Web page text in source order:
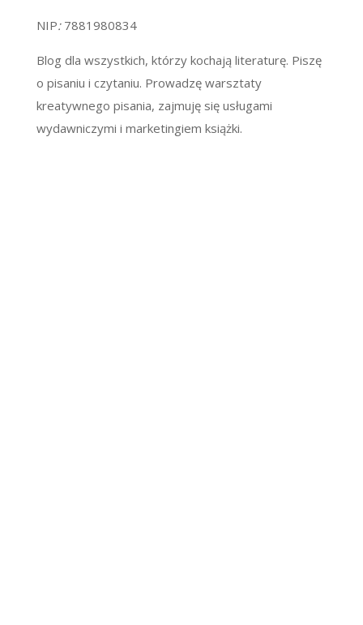
NIP: 7881980834
Blog dla wszystkich, którzy kochają literaturę. Piszę
o pisaniu i czytaniu. Prowadzę warsztaty
kreatywnego pisania, zajmuję się usługami
wydawniczymi i marketingiem książki.